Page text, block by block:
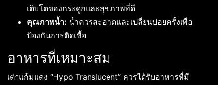
เติบโตของกระดูกและสุขภาพที่ดี
คุณภาพน้ำ: น้ำควรสะอาดและเปลี่ยนบ่อยครั้งเพื่อ
ป้องกันการติดเชื้อ
อาหารที่เหมาะสม
เต่าแก้มแดง “Hypo Translucent” ควรได้รับอาหารที่มี